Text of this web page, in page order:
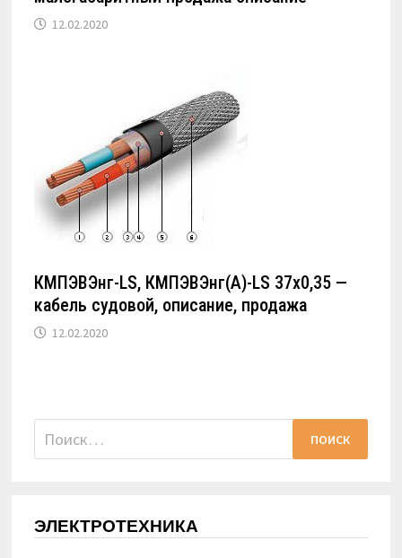
12.02.2020
КМПЭВЭнг-LS, КМПЭВЭнг(А)-LS 37х0,35 —
кабель судовой, описание, продажа
12.02.2020
Найти:
ЭЛЕКТРОТЕХНИКА